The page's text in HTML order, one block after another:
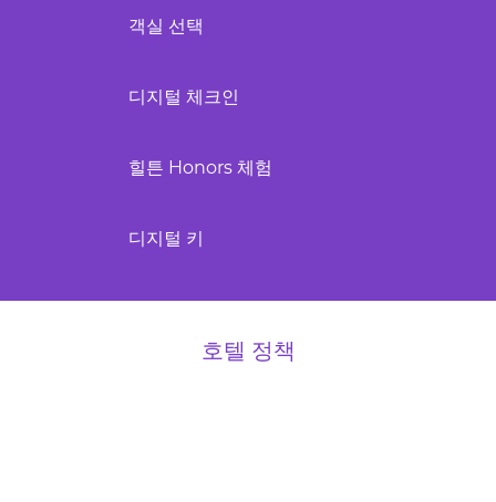
객실 선택
디지털 체크인
힐튼 Honors 체험
디지털 키
호텔 정책